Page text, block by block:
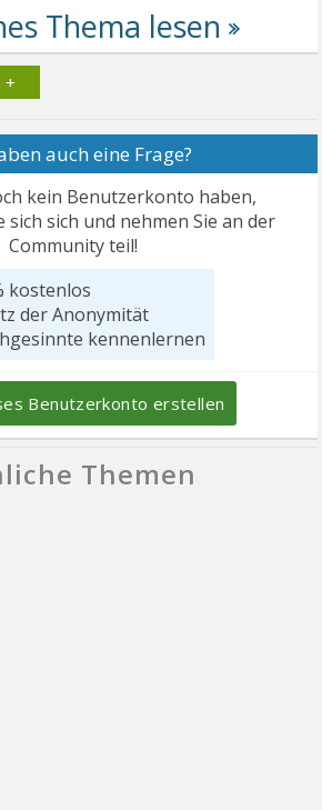
+
auch eine Frage?
kein Benutzerkonto haben,
sich sich und nehmen Sie an der
Community teil!
kostenlos
der Anonymität
kennenlernen
Benutzerkonto erstellen
Themen